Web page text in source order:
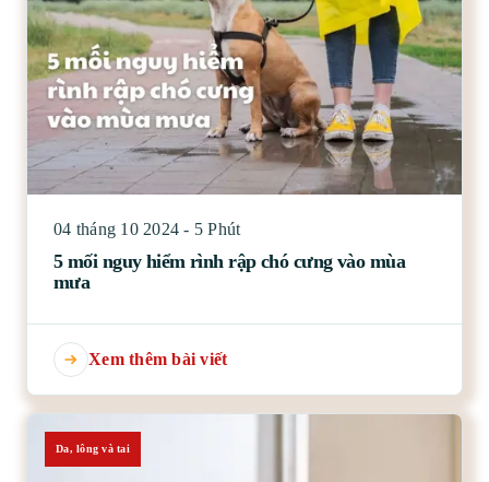
04 tháng 10 2024 - 5 Phút
5 mối nguy hiểm rình rập chó cưng vào mùa
mưa
Xem thêm bài viết
Da, lông và tai